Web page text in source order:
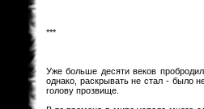
***
Уже больше десяти веков
однако, раскрывать не стал - было
голову прозвище.